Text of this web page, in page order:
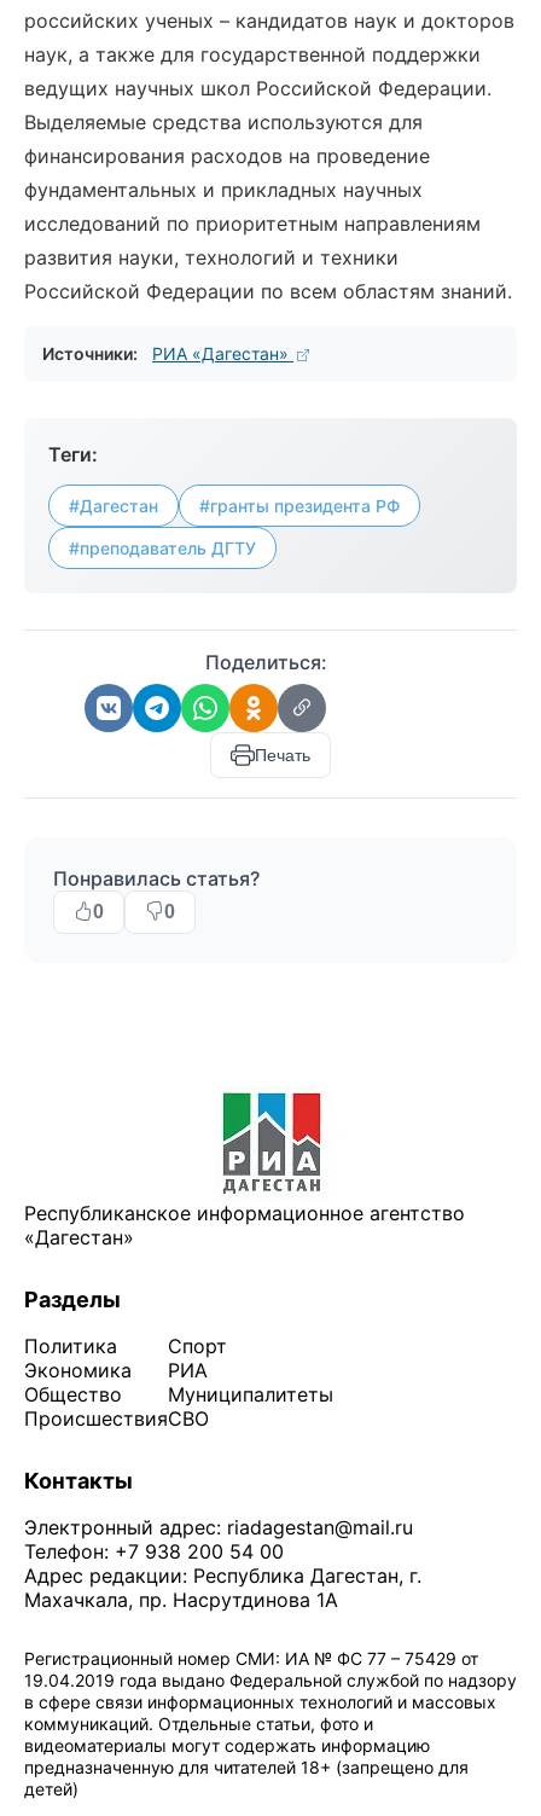
российских ученых – кандидатов наук и докторов
наук, а также для государственной поддержки
ведущих научных школ Российской Федерации.
Выделяемые средства используются для
финансирования расходов на проведение
фундаментальных и прикладных научных
исследований по приоритетным направлениям
развития науки, технологий и техники
Российской Федерации по всем областям знаний.
Источники: РИА «Дагестан»
Теги:
#Дагестан #гранты президента РФ
#преподаватель ДГТУ
Поделиться:
Печать
Понравилась статья?
0 0
Республиканское информационное агентство
«Дагестан»
Разделы
Политика
Экономика
Общество
Происшествия
Спорт
РИА
Муниципалитеты
СВО
Контакты
Электронный адрес: riadagestan@mail.ru
Телефон: +7 938 200 54 00
Адрес редакции: Республика Дагестан, г.
Махачкала, пр. Насрутдинова 1А
Регистрационный номер СМИ: ИА № ФС 77 – 75429 от
19.04.2019 года выдано Федеральной службой по надзору
в сфере связи информационных технологий и массовых
коммуникаций. Отдельные статьи, фото и
видеоматериалы могут содержать информацию
предназначенную для читателей 18+ (запрещено для
детей)